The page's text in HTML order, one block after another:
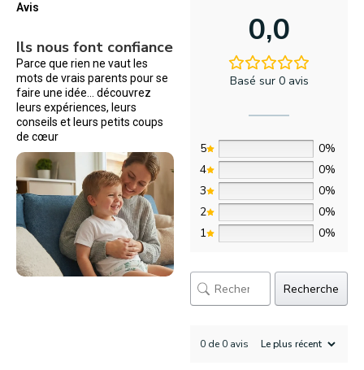
Avis
Ils nous font confiance
Parce que rien ne vaut les
mots de vrais parents pour se
faire une idée… découvrez
leurs expériences, leurs
conseils et leurs petits coups
de cœur
0,0
Basé sur 0 avis
5
0%
4
0%
3
0%
2
0%
1
0%
Recherche
0 de 0 avis